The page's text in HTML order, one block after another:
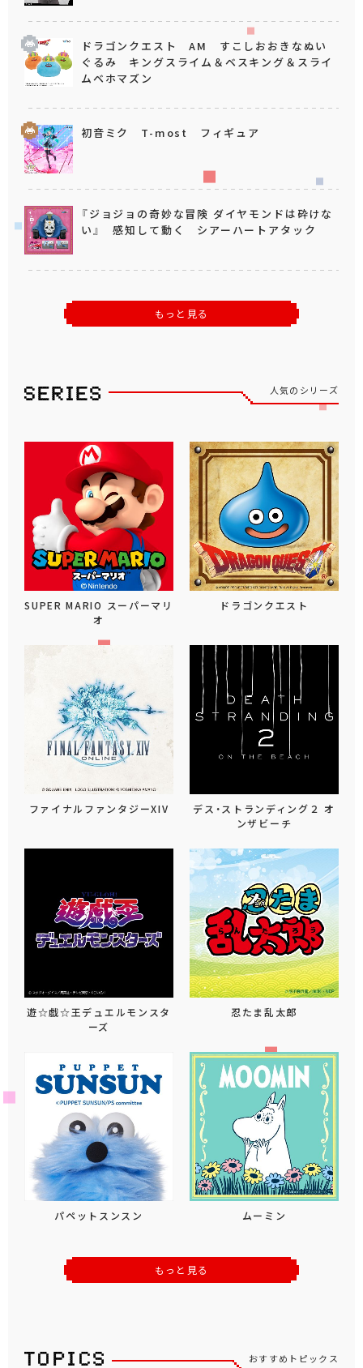
ドラゴンクエスト AM すこしおおきなぬい
ぐるみ キングスライム＆ベスキング＆スライ
ムベホマズン
初音ミク T-most フィギュア
『ジョジョの奇妙な冒険 ダイヤモンドは砕けな
い』 感知して動く シアーハートアタック
もっと見る
人気のシリーズ
SUPER MARIO スーパーマリ
オ
ドラゴンクエスト
ファイナルファンタジーXIV
デス・ストランディング２ オ
ンザビーチ
遊☆戯☆王デュエルモンスタ
ーズ
忍たま乱太郎
パペットスンスン ムーミン
もっと見る
おすすめトピックス